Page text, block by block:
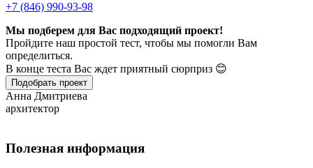
+7 (846) 990-93-98
Мы подберем для Вас подходящий проект!
Пройдите наш простой тест, чтобы мы помогли Вам
определиться.
В конце теста Вас ждет приятный сюрприз 😊
Подобрать проект
Анна Дмитриева
архитектор
Полезная информация